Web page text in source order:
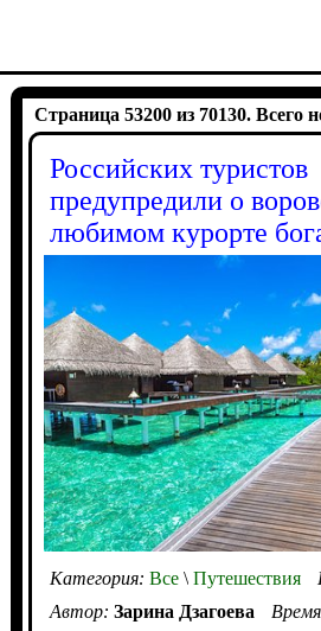
Страница 53200 из 70130. Всего
Российских туристов
предупредили о
любимом курорте
Категория: Все\Путешествия
Автор: Зарина Дзагоева